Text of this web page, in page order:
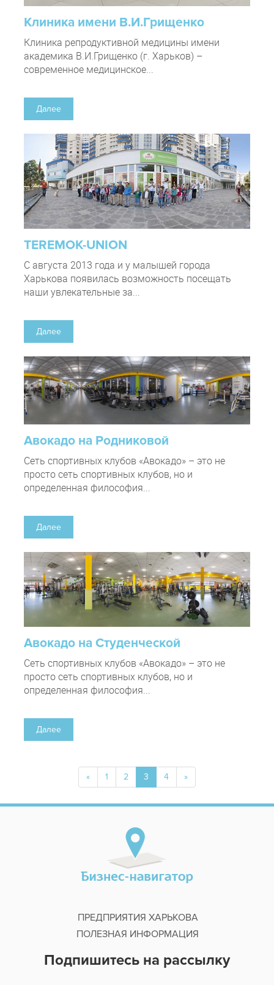
Клиника имени В.И.Грищенко
Клиника репродуктивной медицины имени
академика В.И.Грищенко (г. Харьков) –
современное медицинское...
Далее
TEREMOK-UNION
С августа 2013 года и у малышей города
Харькова появилась возможность посещать
наши увлекательные за...
Далее
Авокадо на Родниковой
Сеть спортивных клубов «Авокадо» – это не
просто сеть спортивных клубов, но и
определенная философия...
Далее
Авокадо на Студенческой
Сеть спортивных клубов «Авокадо» – это не
просто сеть спортивных клубов, но и
определенная философия...
Далее
« 1 2 3 4 »
ПРЕДПРИЯТИЯ ХАРЬКОВА
ПОЛЕЗНАЯ ИНФОРМАЦИЯ
Подпишитесь на рассылку